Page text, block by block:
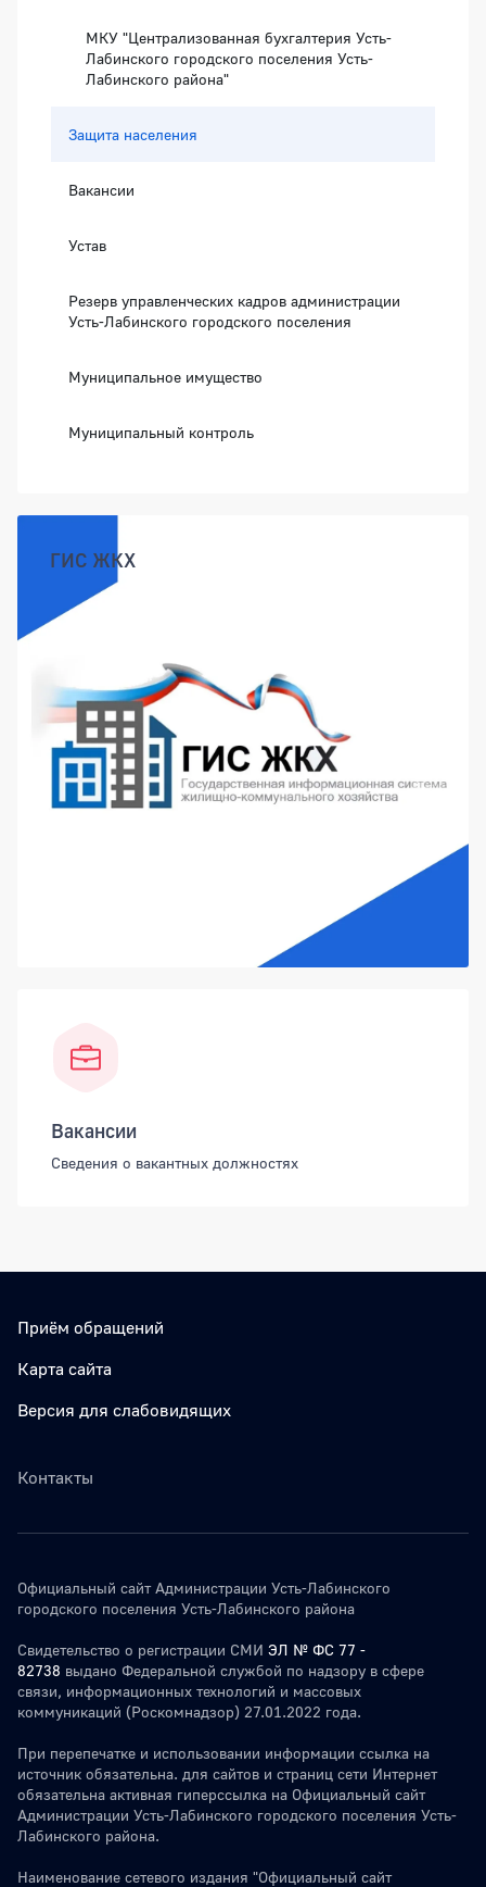
МКУ "Централизованная бухгалтерия Усть-
Лабинского городского поселения Усть-
Лабинского района"
Защита населения
Вакансии
Устав
Резерв управленческих кадров администрации
Усть-Лабинского городского поселения
Муниципальное имущество
Муниципальный контроль
ГИС ЖКХ
Вакансии
Сведения о вакантных должностях
Приём обращений
Карта сайта
Версия для слабовидящих
Контакты
Официальный сайт Администрации Усть-Лабинского
городского поселения Усть-Лабинского района
Свидетельство о регистрации СМИ ЭЛ № ФС 77 -
82738 выдано Федеральной службой по надзору в сфере
связи, информационных технологий и массовых
коммуникаций (Роскомнадзор) 27.01.2022 года.
При перепечатке и использовании информации ссылка на
источник обязательна. для сайтов и страниц сети Интернет
обязательна активная гиперссылка на Официальный сайт
Администрации Усть-Лабинского городского поселения Усть-
Лабинского района.
Наименование сетевого издания "Официальный сайт